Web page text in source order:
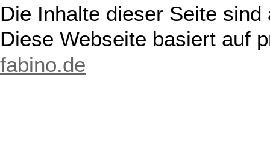
Die Inhalte dieser Seite
Diese Webseite basiert auf
fabino.de